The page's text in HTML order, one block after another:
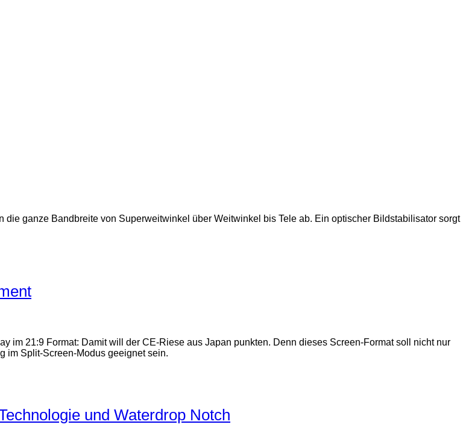
ganze Bandbreite von Superweitwinkel über Weitwinkel bis Tele ab. Ein optischer Bildstabilisator sorgt
im 21:9 Format: Damit will der CE-Riese aus Japan punkten. Denn dieses Screen-Format soll nicht nur
im Split-Screen-Modus geeignet sein.
und Waterdrop Notch